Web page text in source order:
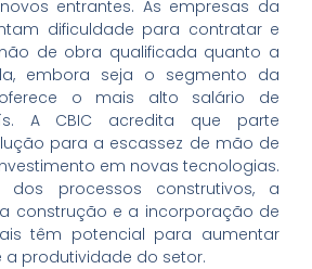
entrantes. As empresas da
dificuldade para contratar e
de obra qualificada quanto a
embora seja o segmento da
o mais alto salário de
A CBIC acredita que parte
para a escassez de mão de
em novas tecnologias.
dos processos construtivos, a
construção e a incorporação de
têm potencial para aumentar
a produtividade do setor.